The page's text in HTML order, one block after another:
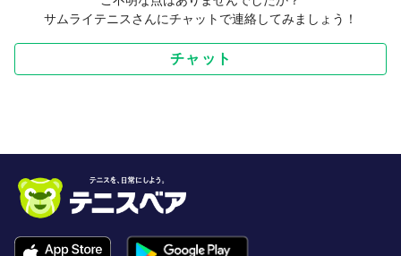
サムライテニスさんにチャットで連絡してみましょう！
チャット